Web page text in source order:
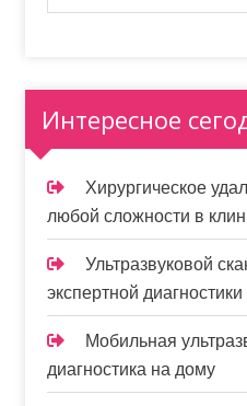
Интересное
Хирургическое
любой сложности в
Ультразвуковой
экспертной диагностики
Мобильная
диагностика на дому